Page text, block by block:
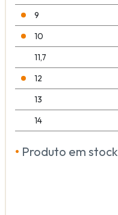
9
10
11,7
12
13
14
• Produto em stock